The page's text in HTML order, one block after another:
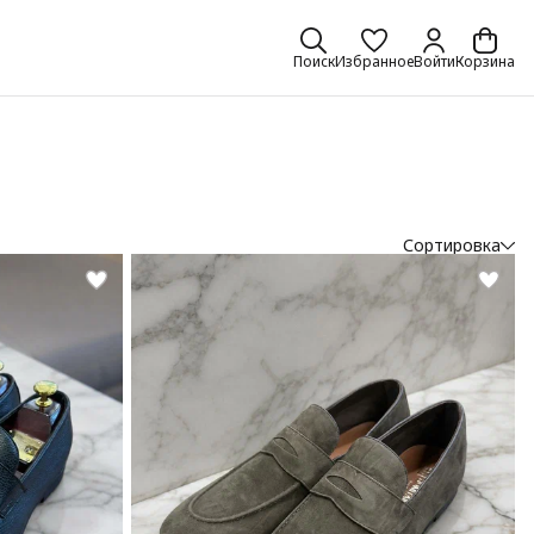
ПоискИзбранноеВойтиКорзина
Сортировка